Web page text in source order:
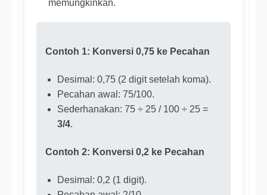
memungkinkan.
Contoh 1: Konversi 0,75 ke Pecahan
Desimal: 0,75 (2 digit setelah koma).
Pecahan awal: 75/100.
Sederhanakan: 75 ÷ 25 / 100 ÷ 25 =
3/4.
Contoh 2: Konversi 0,2 ke Pecahan
Desimal: 0,2 (1 digit).